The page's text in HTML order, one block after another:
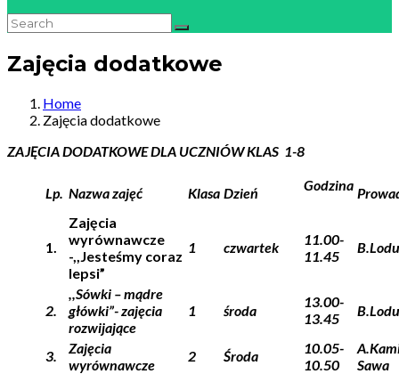
Zajęcia dodatkowe
Home
Zajęcia dodatkowe
ZAJĘCIA DODATKOWE DLA UCZNIÓW KLAS 1-8
Lp. Nazwa zajęć Klasa Dzień Godzina
1.
Zajęcia
wyrównawcze
-,,Jesteśmy coraz
lepsi”
1 czwartek
11.00-
11.45
2.
,,Sówki – mądre
główki”- zajęcia
rozwijające
1 środa
13.00-
13.45
3.
Zajęcia
wyrównawcze
2 Środa
10.05-
10.50
Sawa